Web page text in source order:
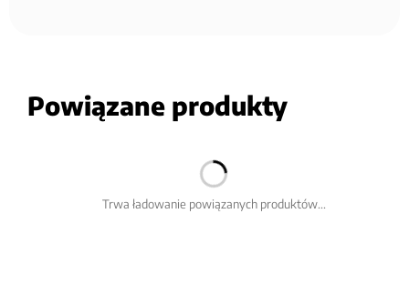
Powiązane produkty
Trwa ładowanie powiązanych produktów...